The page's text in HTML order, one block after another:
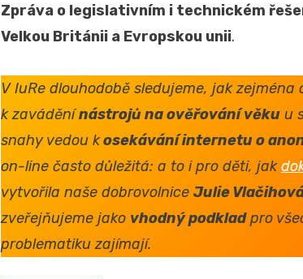
Zpráva o legislativním i technickém
Velkou Británii a Evropskou unii.
V IuRe dlouhodobě sledujeme, jak
k zaváděnínástrojů na ověřování věku u
snahy vedou kosekávání internetu o
on-line často důležitá: a to i pro děti, jak
vytvořila naše dobrovolnice Julie
zveřejňujeme jako vhodný podkladpro
problematiku zajímají.